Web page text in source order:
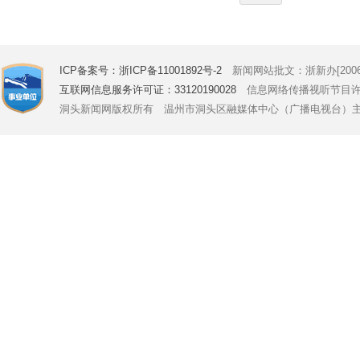
ICP备案号：浙ICP备11001892号-2 新闻网站批文：浙新办
互联网信息服务许可证：33120190028 信息网络传播视听节目
洞头新闻网版权所有 温州市洞头区融媒体中心（广播电视台）